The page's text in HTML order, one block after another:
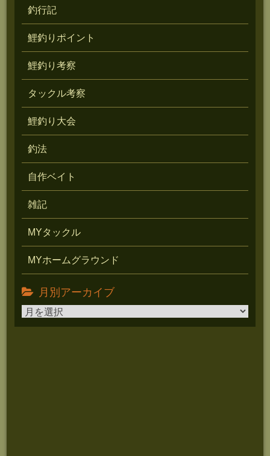
釣行記
鯉釣りポイント
鯉釣り考察
タックル考察
鯉釣り大会
釣法
自作ベイト
雑記
MYタックル
MYホームグラウンド
月別アーカイブ